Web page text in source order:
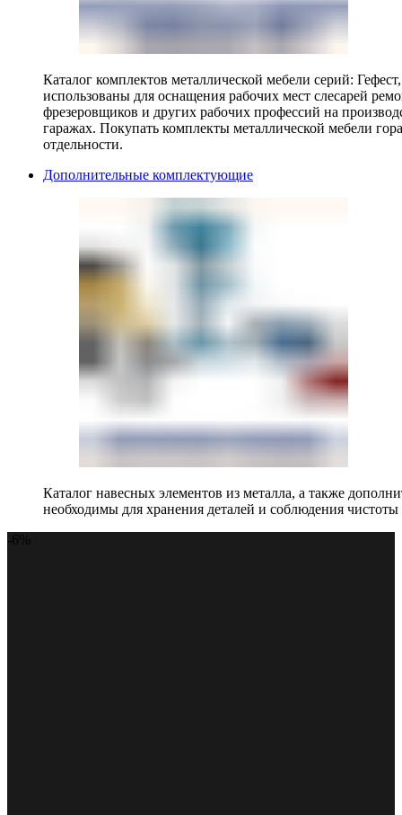
Каталог комплектов металлической мебели серий:
использованы для оснащения рабочих мест слесарей
фрезеровщиков и других рабочих профессий на
гаражах. Покупать комплекты металлической мебели
отдельности.
Дополнительные комплектующие
Каталог навесных элементов из металла, а также
необходимы для хранения деталей и соблюдения чистоты
-6%